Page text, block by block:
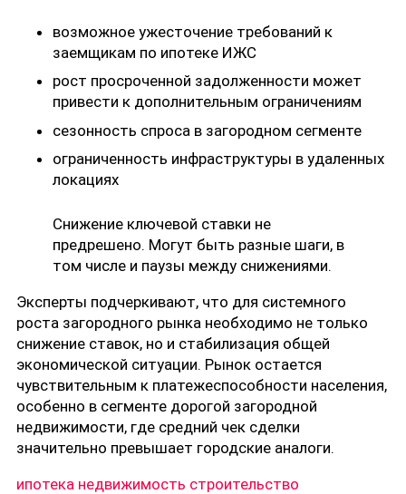
возможное ужесточение требований к
заемщикам по ипотеке ИЖС
рост просроченной задолженности может
привести к дополнительным ограничениям
сезонность спроса в загородном сегменте
ограниченность инфраструктуры в удаленных
локациях
Снижение ключевой ставки не
предрешено. Могут быть разные шаги, в
том числе и паузы между снижениями.
Эксперты подчеркивают, что для системного
роста загородного рынка необходимо не только
снижение ставок, но и стабилизация общей
экономической ситуации. Рынок остается
чувствительным к платежеспособности населения,
особенно в сегменте дорогой загородной
недвижимости, где средний чек сделки
значительно превышает городские аналоги.
ипотека недвижимость строительство